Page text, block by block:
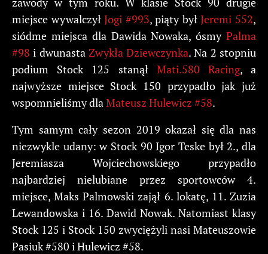
miejsce wywalczyłJogi #993, piąty byłJeremi 552,
siódme miejsca dla Dawida Nowaka, ósmy Palma
#98 i dwunasta Zwykła Dziewczynka. Na 2 stopniu
podium Stock 125 stanął Mati.580 Racing, a
najwyższe miejsce Stock 150 przypadło jak już
wspomnieliśmy dla Mateusz Hulewicz #58.
Tym samym cały sezon 2019 okazał się dla nas
niezwykle udany: w Stock 90 Igor Teske był 2., dla
Jeremiasza Wojciechowskiego przypadło
najbardziej nielubiane przez sportowców 4.
miejsce, Maks Palmowski zajął 6. lokatę, 11. Zuzia
Lewandowska i 16. Dawid Nowak. Natomiast klasy
Stock 125 i Stock 150 zwyciężyli nasi Mateuszowie
Pasiuk #580 i Hulewicz #58.